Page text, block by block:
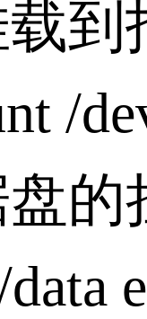
到
/
的